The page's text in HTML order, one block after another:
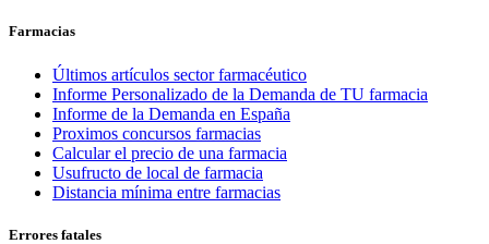
Farmacias
Últimos artículos sector farmacéutico
Informe Personalizado de la Demanda de TU farmacia
Informe de la Demanda en España
Proximos concursos farmacias
Calcular el precio de una farmacia
Usufructo de local de farmacia
Distancia mínima entre farmacias
Errores fatales